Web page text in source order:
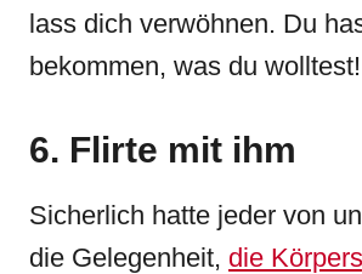
lass dich verwöhnen. Du
bekommen, was du wolltest!
6. Flirte mit ihm
Sicherlich hatte jeder von
die Gelegenheit, die